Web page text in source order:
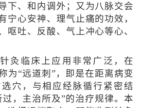
下、和内调外；又为八脉交会
宁心安神、理气止痛的功效，
呕吐、反酸、气上冲心等心、
灸临床上应用非常广泛，在
为“远道刺”，即是在距离病变
穴，与相应经脉循行紧密结
，主治所及”的治疗规律。本